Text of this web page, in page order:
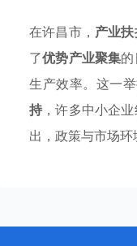
在许昌市， 产业
了优势产业聚集
生产效率。这一
持 ，许多中小企
出，政策与市场